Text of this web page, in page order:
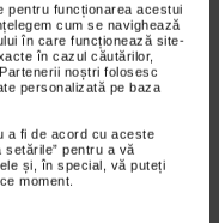
pentru funcționarea acestui
cum se navighează
în care funcționează site-
în cazul căutărilor,
noștri folosesc
personalizată pe baza
a fi de acord cu aceste
pentru a vă
și, în special, vă puteți
moment.
prin deficit sever de
care
il
legate de